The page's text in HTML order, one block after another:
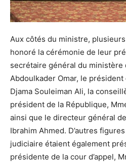
Aux côtés du ministre,
honoré la cérémonie de leur
secrétaire général du ministère
Abdoulkader Omar, le
Djama Souleiman Ali, la
président de la République,
ainsi que le directeur général de
Ibrahim Ahmed. D’autres
judiciaire étaient également
présidente de la cour d’appel,